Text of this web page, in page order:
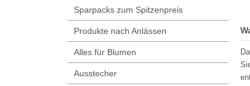
Sparpacks zum Spitzenpreis
Produkte nach Anlässen
Alles für Blumen
Ausstecher